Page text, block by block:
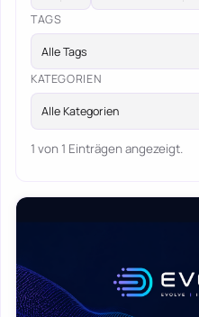
TAGS
Alle Tags
KATEGORIEN
Alle Kategorien
1 von 1 Einträgen angezeigt.